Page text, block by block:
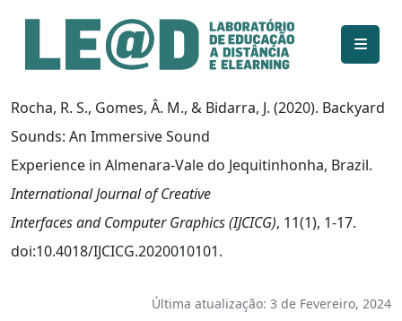
Ir para o conteúdo principal
Informações de acessibilidade
Mapa do site
Rocha, R. S., Gomes, Â. M., & Bidarra, J. (2020). Backyard
Sounds: An Immersive Sound
Experience in Almenara-Vale do Jequitinhonha, Brazil.
International Journal of Creative
Interfaces and Computer Graphics (IJCICG), 11(1), 1-17.
doi:10.4018/IJCICG.2020010101.
Última atualização: 3 de Fevereiro, 2024